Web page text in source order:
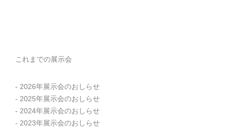
これまでの展示会
2026年展示会のおしらせ
2025年展示会のおしらせ
2024年展示会のおしらせ
2023年展示会のおしらせ